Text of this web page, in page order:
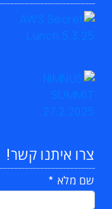
צרו איתנו קשר!
שם מלא